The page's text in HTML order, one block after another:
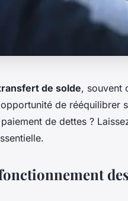
de solde, souvent
de rééquilibrer
de dettes ?